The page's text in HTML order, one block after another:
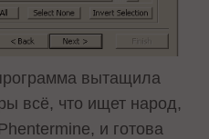
вытащила
всё, что ищет народ,
и готова